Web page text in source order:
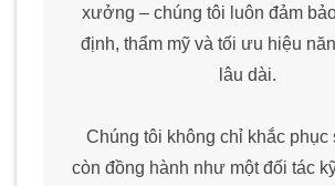
xưởng – chúng tôi luôn đảm
định, thẩm mỹ và tối ưu hiệu
lâu dài.
Chúng tôi không chỉ khắc phục
còn đồng hành như một đối tác